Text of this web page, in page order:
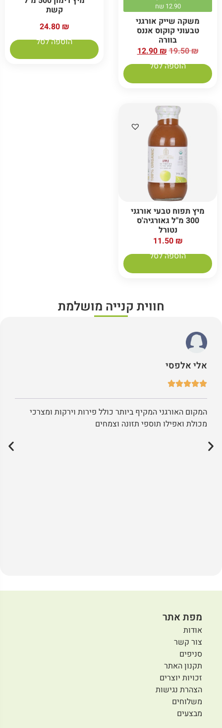
12.90 שח
משקה שייק אורגני
טבעוני קוקוס אננס
בוורה
19.50
12.90₪
הוספה לסל
קשת
24.80
הוספה לסל
מיץ תפוח טבעי אורגני
300 מ"ל גאורגיה'ס
נטורל
11.50
הוספה לסל
חווית קנייה מושלמת
אלי אלפסי
המקום האורגני המקיף ביותר כולל פירות וירקות ומצרכי
מכולת ואפילו תוספי תזונה וצמחים
מפת אתר
אודות
צור קשר
סניפים
תקנון האתר
זכויות יוצרים
הצהרת נגישות
משלוחים
מבצעים